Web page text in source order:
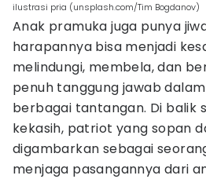
ilustrasi pria (unsplash.com/Tim Bogdanov)
Anak pramuka juga punya
harapannya bisa menjadi
melindungi, membela, dan
penuh tanggung jawab
berbagai tantangan. Di balik
kekasih, patriot yang sopan
digambarkan sebagai
menjaga pasangannya dari